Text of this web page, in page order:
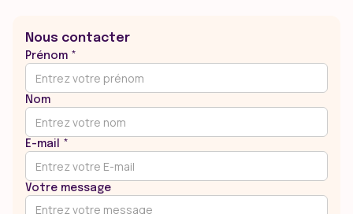
Nous contacter
Prénom *
Nom
E-mail *
Votre message